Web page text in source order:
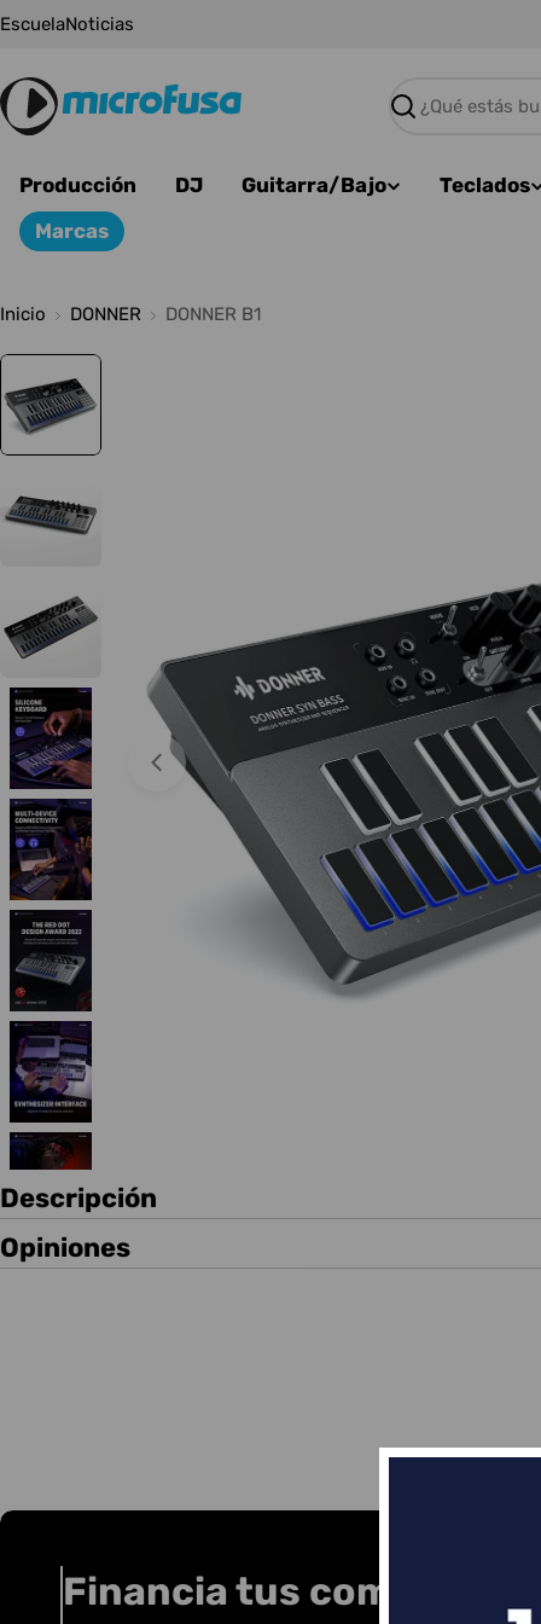
Saltar
EscuelaNoticias
Buscar
Producción DJ Guitarra/Bajo Teclados
Marcas
Inicio DONNER DONNER B1
Abrir medios 0 en modal
Descripción
Opiniones
Financia tus compras con